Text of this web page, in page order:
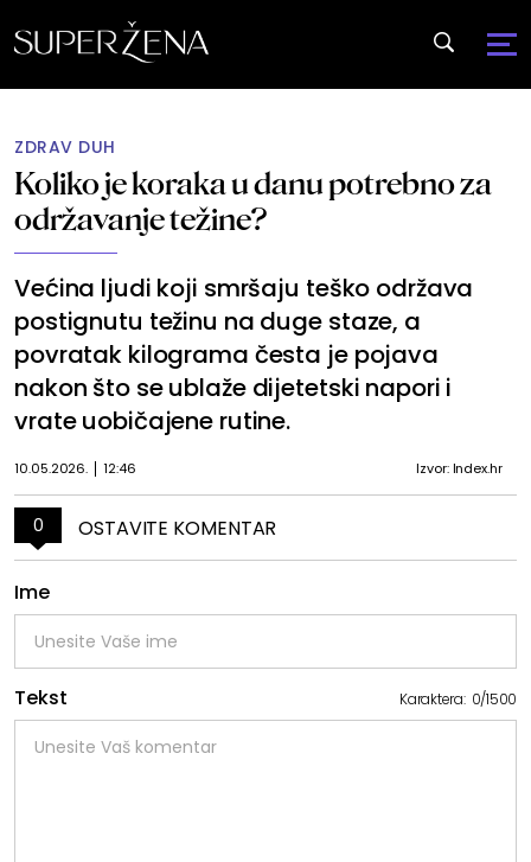
ZDRAV DUH
Koliko je koraka u danu potrebno za
održavanje težine?
Većina ljudi koji smršaju teško održava
postignutu težinu na duge staze, a
povratak kilograma česta je pojava
nakon što se ublaže dijetetski napori i
vrate uobičajene rutine.
10.05.2026. 12:46 Izvor: Index.hr
0 OSTAVITE KOMENTAR
Ime
Tekst Karaktera: 0/1500